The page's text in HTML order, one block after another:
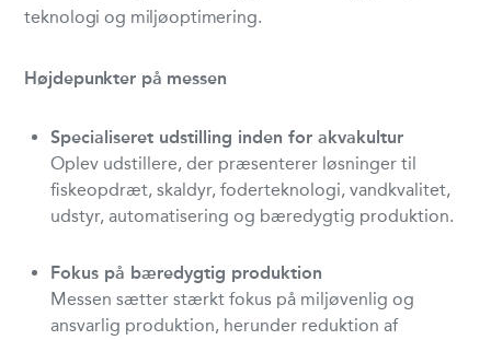
teknologi og miljøoptimering.
Højdepunkter på messen
Specialiseret udstilling inden for akvakultur
Oplev udstillere, der præsenterer løsninger til
fiskeopdræt, skaldyr, foderteknologi, vandkvalitet,
udstyr, automatisering og bæredygtig produktion.
Fokus på bæredygtig produktion
Messen sætter stærkt fokus på miljøvenlig og
ansvarlig produktion, herunder reduktion af